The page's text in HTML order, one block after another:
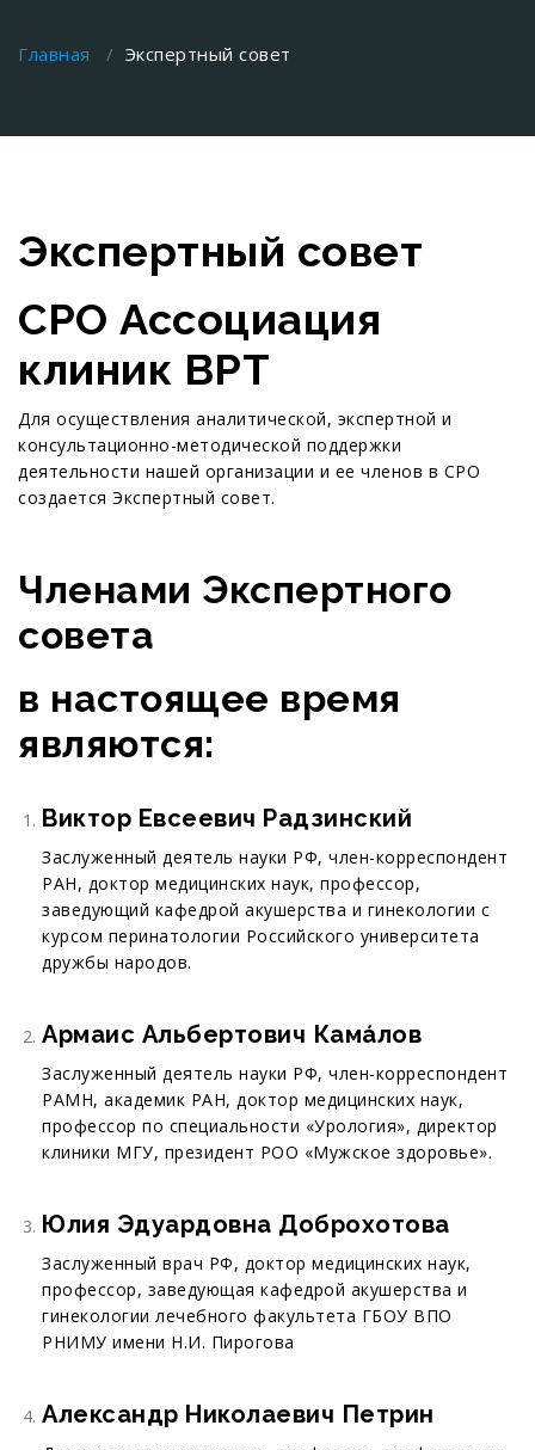
Главная / Экспертный совет
Экспертный совет
СРО Ассоциация
клиник ВРТ
Для осуществления аналитической, экспертной и
консультационно-методической поддержки
деятельности нашей организации и ее членов в СРО
создается Экспертный совет.
Членами Экспертного
совета
в настоящее время
являются:
Виктор Евсеевич Радзинский
Заслуженный деятель науки РФ, член-корреспондент
РАН, доктор медицинских наук, профессор,
заведующий кафедрой акушерства и гинекологии с
курсом перинатологии Российского университета
дружбы народов.
Армаис Альбертович Кама́лов
Заслуженный деятель науки РФ, член-корреспондент
РАМН, академик РАН, доктор медицинских наук,
профессор по специальности «Урология», директор
клиники МГУ, президент РОО «Мужское здоровье».
Юлия Эдуардовна Доброхотова
Заслуженный врач РФ, доктор медицинских наук,
профессор, заведующая кафедрой акушерства и
гинекологии лечебного факультета ГБОУ ВПО
РНИМУ имени Н.И. Пирогова
Александр Николаевич Петрин